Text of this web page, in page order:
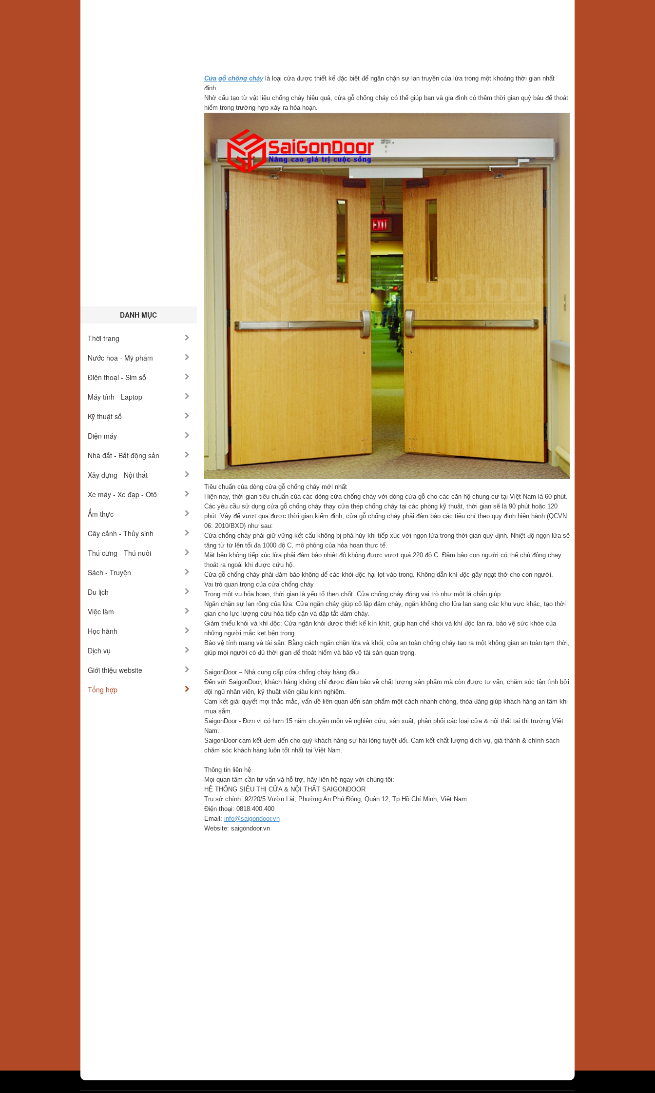
DANH MỤC
Thời trang
Nước hoa - Mỹ phẩm
Điện thoại - Sim số
Máy tính - Laptop
Kỹ thuật số
Điện máy
Nhà đất - Bất động sản
Xây dựng - Nội thất
Xe máy - Xe đạp - Ôtô
Ẩm thực
Cây cảnh - Thủy sinh
Thú cưng - Thú nuôi
Sách - Truyện
Du lịch
Việc làm
Học hành
Dịch vụ
Giới thiệu website
Tổng hợp
Cửa gỗ chống cháylà loại cửa được thiết kế đặc biệt để ngăn chặn sự lan truyền của lửa trong một khoảng thời gian nhất
định.
Nhờ cấu tạo từ vật liệu chống cháy hiệu quả, cửa gỗ chống cháy có thể giúp bạn và gia đình có thêm thời gian quý báu để thoát
hiểm trong trường hợp xảy ra hỏa hoạn.
Tiêu chuẩn của dòng cửa gỗ chống cháy mới nhất
Hiện nay, thời gian tiêu chuẩn của các dòng cửa chống cháy với dòng cửa gỗ cho các căn hộ chung cư tại Việt Nam là 60 phút.
Các yêu cầu sử dụng cửa gỗ chống cháy thay cửa thép chống cháy tại các phòng kỹ thuật, thời gian sẽ là 90 phút hoặc 120
phút. Vậy để vượt qua được thời gian kiểm định, cửa gỗ chống cháy phải đảm bảo các tiêu chí theo quy định hiện hành (QCVN
06: 2010/BXD) như sau:
Cửa chống cháy phải giữ vững kết cấu không bị phá hủy khi tiếp xúc với ngọn lửa trong thời gian quy định. Nhiệt độ ngọn lửa sẽ
tăng từ từ lên tối đa 1000 độ C, mô phỏng của hỏa hoạn thực tế.
Mặt bên không tiếp xúc lửa phải đảm bảo nhiệt độ không được vượt quá 220 độ C. Đảm bảo con người có thể chủ động chạy
thoát ra ngoài khi được cứu hộ.
Cửa gỗ chống cháy phải đảm bảo không để các khói độc hại lọt vào trong. Không dẫn khí độc gây ngạt thở cho con người.
Vai trò quan trọng của cửa chống cháy
Trong một vụ hỏa hoạn, thời gian là yếu tố then chốt. Cửa chống cháy đóng vai trò như một lá chắn giúp:
Ngăn chặn sự lan rộng của lửa: Cửa ngăn cháy giúp cô lập đám cháy, ngăn không cho lửa lan sang các khu vực khác, tạo thời
gian cho lực lượng cứu hỏa tiếp cận và dập tắt đám cháy.
Giảm thiểu khói và khí độc: Cửa ngăn khói được thiết kế kín khít, giúp hạn chế khói và khí độc lan ra, bảo vệ sức khỏe của
những người mắc kẹt bên trong.
Bảo vệ tính mạng và tài sản: Bằng cách ngăn chặn lửa và khói, cửa an toàn chống cháy tạo ra một không gian an toàn tạm thời,
giúp mọi người có đủ thời gian để thoát hiểm và bảo vệ tài sản quan trọng.
SaigonDoor – Nhà cung cấp cửa chống cháy hàng đầu
Đến với SaigonDoor, khách hàng không chỉ được đảm bảo về chất lượng sản phẩm mà còn được tư vấn, chăm sóc tận tình bởi
đội ngũ nhân viên, kỹ thuật viên giàu kinh nghiệm.
Cam kết giải quyết mọi thắc mắc, vấn đề liên quan đến sản phẩm một cách nhanh chóng, thỏa đáng giúp khách hàng an tâm khi
mua sắm.
SaigonDoor - Đơn vị có hơn 15 năm chuyên môn về nghiên cứu, sản xuất, phân phối các loại cửa & nội thất tại thị trường Việt
Nam.
SaigonDoor cam kết đem đến cho quý khách hàng sự hài lòng tuyệt đối. Cam kết chất lượng dịch vụ, giá thành & chính sách
chăm sóc khách hàng luôn tốt nhất tại Việt Nam.
Thông tin liên hệ
Mọi quan tâm cần tư vấn và hỗ trợ, hãy liên hệ ngay với chúng tôi:
HỆ THỐNG SIÊU THỊ CỬA & NỘI THẤT SAIGONDOOR
Trụ sở chính: 92/20/5 Vườn Lài, Phường An Phú Đông, Quận 12, Tp Hồ Chí Minh, Việt Nam
Điện thoại: 0818.400.400
Email: info@saigondoor.vn
Website: saigondoor.vn